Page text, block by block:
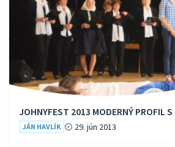
JOHNYFEST 2013 MODERNÝ PROFIL
JÁN HAVLÍK 29. jún 2013